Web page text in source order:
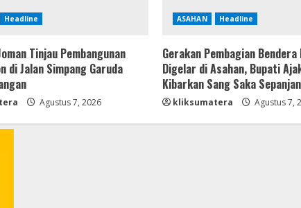
Headline
Tinjau Pembangunan
di Jalan Simpang Garuda
Agustus 7, 2026
ASAHAN Headline
Gerakan Pembagian
Digelar di Asahan, Bupati
Kibarkan Sang Saka
kliksumatera Agustus 7,